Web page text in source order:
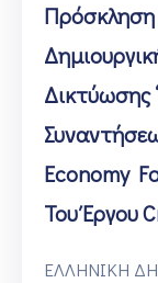
Πρόσκληση
Δικτύωσης
Economy
Του Έργου
ΕΛΛΗΝΙΚΗ